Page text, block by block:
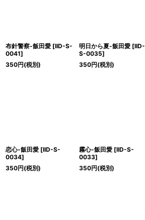
布針警察-飯田愛 [IID-S-
0041]
350円(税別)
明日から夏-飯田愛 [IID-
S-0035]
350円(税別)
恋心-飯田愛 [IID-S-
0034]
350円(税別)
霧心-飯田愛 [IID-S-
0033]
350円(税別)